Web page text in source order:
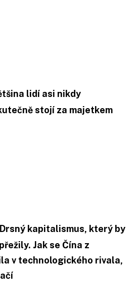
lidí asi nikdy
stojí za majetkem
Drsný kapitalismus, který by
Jak se Čína z
v technologického rivala,